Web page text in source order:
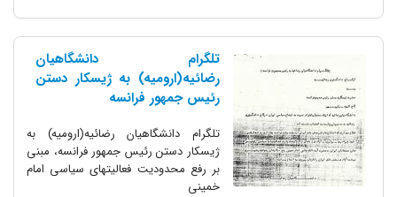
تلگرام دانشگاهیان
رضائیه(ارومیه) به ژیسکار دستن
رئیس جمهور فرانسه
تلگرام دانشگاهیان رضائیه(ارومیه) به
ژیسکار دستن رئیس جمهور فرانسه، مبنی
بر رفع محدودیت فعالیتهای سیاسی امام
خمینی